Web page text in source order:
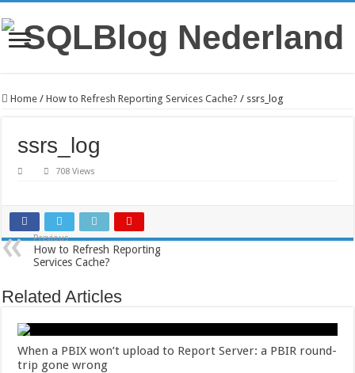
Home / How to Refresh Reporting Services Cache? / ssrs_log
ssrs_log
708 Views
Previous
How to Refresh Reporting
Services Cache?
Related Articles
When a PBIX won’t upload to Report Server: a PBIR round-
trip gone wrong